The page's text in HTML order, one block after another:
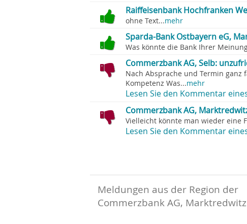
Raiffeisenbank Hochfranken
ohne Text...mehr
Sparda-Bank Ostbayern eG,
Was könnte die Bank Ihrer
Commerzbank AG, Selb:
Nach Absprache und Termin
Kompetenz Was...mehr
Lesen Sie den Kommentar
Commerzbank AG,
Vielleicht könnte man wieder eine
Lesen Sie den Kommentar
Meldungen aus der Region der
Commerzbank AG, Marktredwitz